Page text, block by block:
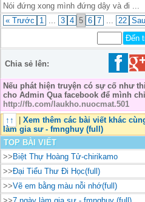
Nói đứng xong mình đứng dậy và đi ...
« Trước
1 3 4 5 6 7 22
Chia sẻ lên:
Nếu phát hiện truyện có sự cố như
cho Admin Qua facebook để mình
http://fb.com/laukho.nuocmat.501
↑↑
| Xem thêm các bài viết khác
làm gia sư - fmnghuy (full)
TOP BÀI VIẾT
>>Biệt Thự Hoàng Tử-chirikamo
>>Đại Tiểu Thư Đi Học(full)
>>Vẽ em bằng màu nỗi nhớ(full)
>>7 ngày làm gia sư - fmnghuy (full)